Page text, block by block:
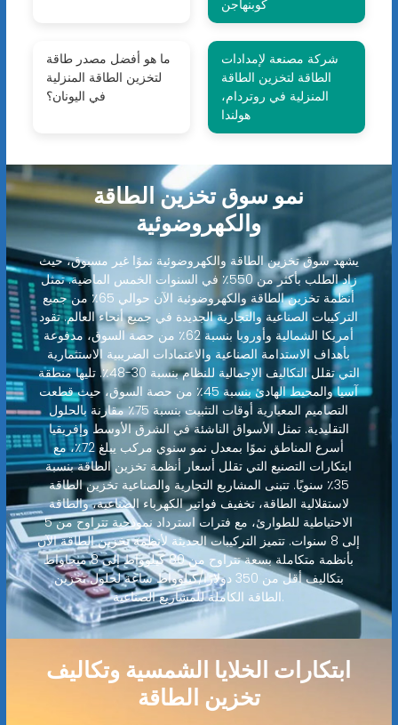
كوبنهاجن
ما هو أفضل مصدر طاقة
لتخزين الطاقة المنزلية
في اليونان؟
شركة مصنعة لإمدادات
الطاقة لتخزين الطاقة
المنزلية في روتردام،
هولندا
نمو سوق تخزين الطاقة
والكهروضوئية
يشهد سوق تخزين الطاقة والكهروضوئية نموًا غير مسبوق، حيث
زاد الطلب بأكثر من 550٪ في السنوات الخمس الماضية. تمثل
أنظمة تخزين الطاقة والكهروضوئية الآن حوالي 65٪ من جميع
التركيبات الصناعية والتجارية الجديدة في جميع أنحاء العالم. تقود
أمريكا الشمالية وأوروبا بنسبة 62٪ من حصة السوق، مدفوعة
بأهداف الاستدامة الصناعية والاعتمادات الضريبية الاستثمارية
التي تقلل التكاليف الإجمالية للنظام بنسبة 30-48٪. تليها منطقة
آسيا والمحيط الهادئ بنسبة 45٪ من حصة السوق، حيث قطعت
التصاميم المعيارية أوقات التثبيت بنسبة 75٪ مقارنة بالحلول
التقليدية. تمثل الأسواق الناشئة في الشرق الأوسط وإفريقيا
أسرع المناطق نموًا بمعدل نمو سنوي مركب يبلغ 72٪، مع
ابتكارات التصنيع التي تقلل أسعار أنظمة تخزين الطاقة بنسبة
35٪ سنويًا. تتبنى المشاريع التجارية والصناعية تخزين الطاقة
لاستقلالية الطاقة، تخفيف فواتير الكهرباء الصناعية، والطاقة
الاحتياطية للطوارئ، مع فترات استرداد نموذجية تتراوح من 5
إلى 8 سنوات. تتميز التركيبات الحديثة لأنظمة تخزين الطاقة الآن
بأنظمة متكاملة بسعة تتراوح من 80 كيلوواط إلى 8 ميجاواط
بتكاليف أقل من 350 دولارًا/كيلوواط ساعة لحلول تخزين
الطاقة الكاملة للمشاريع الصناعية.
ابتكارات الخلايا الشمسية وتكاليف
تخزين الطاقة